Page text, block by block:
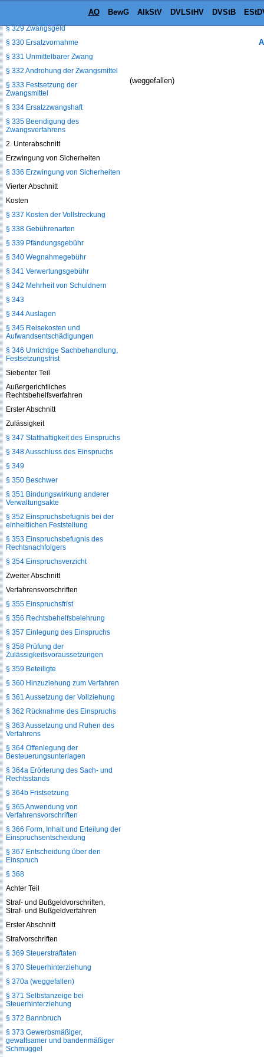
AO BewG AlkStV DVLStHV DVStB
(weggefallen)
§ 329 Zwangsgeld
§ 330 Ersatzvornahme
§ 331 Unmittelbarer Zwang
§ 332 Androhung der Zwangsmittel
§ 333 Festsetzung der
Zwangsmittel
§ 334 Ersatzzwangshaft
§ 335 Beendigung des
Zwangsverfahrens
2. Unterabschnitt
Erzwingung von Sicherheiten
§ 336 Erzwingung von Sicherheiten
Vierter Abschnitt
Kosten
§ 337 Kosten der Vollstreckung
§ 338 Gebührenarten
§ 339 Pfändungsgebühr
§ 340 Wegnahmegebühr
§ 341 Verwertungsgebühr
§ 342 Mehrheit von Schuldnern
§ 343
§ 344 Auslagen
§ 345 Reisekosten und
Aufwandsentschädigungen
§ 346 Unrichtige Sachbehandlung,
Festsetzungsfrist
Siebenter Teil
Außergerichtliches
Rechtsbehelfsverfahren
Erster Abschnitt
Zulässigkeit
§ 347 Statthaftigkeit des Einspruchs
§ 348 Ausschluss des Einspruchs
§ 349
§ 350 Beschwer
§ 351 Bindungswirkung anderer
Verwaltungsakte
§ 352 Einspruchsbefugnis bei der
einheitlichen Feststellung
§ 353 Einspruchsbefugnis des
Rechtsnachfolgers
§ 354 Einspruchsverzicht
Zweiter Abschnitt
Verfahrensvorschriften
§ 355 Einspruchsfrist
§ 356 Rechtsbehelfsbelehrung
§ 357 Einlegung des Einspruchs
§ 358 Prüfung der
Zulässigkeitsvoraussetzungen
§ 359 Beteiligte
§ 360 Hinzuziehung zum Verfahren
§ 361 Aussetzung der Vollziehung
§ 362 Rücknahme des Einspruchs
§ 363 Aussetzung und Ruhen des
Verfahrens
§ 364 Offenlegung der
Besteuerungsunterlagen
§ 364a Erörterung des Sach- und
Rechtsstands
§ 364b Fristsetzung
§ 365 Anwendung von
Verfahrensvorschriften
§ 366 Form, Inhalt und Erteilung der
Einspruchsentscheidung
§ 367 Entscheidung über den
Einspruch
§ 368
Achter Teil
Straf- und Bußgeldvorschriften,
Straf- und Bußgeldverfahren
Erster Abschnitt
Strafvorschriften
§ 369 Steuerstraftaten
§ 370 Steuerhinterziehung
§ 370a (weggefallen)
§ 371 Selbstanzeige bei
Steuerhinterziehung
§ 372 Bannbruch
§ 373 Gewerbsmäßiger,
gewaltsamer und bandenmäßiger
Schmuggel